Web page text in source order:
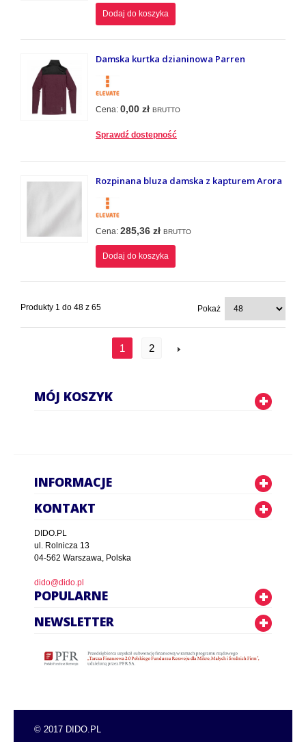
Dodaj do koszyka
Damska kurtka dzianinowa Parren
Cena: 0,00 zł BRUTTO
Sprawdź dostepność
Rozpinana bluza damska z kapturem Arora
Cena: 285,36 zł BRUTTO
Dodaj do koszyka
Produkty 1 do 48 z 65 Pokaż
1 2
MÓJ KOSZYK
INFORMACJE
KONTAKT
DIDO.PL
ul. Rolnicza 13
04-562 Warszawa, Polska
dido@dido.pl
POPULARNE
NEWSLETTER
© 2017 DIDO.PL